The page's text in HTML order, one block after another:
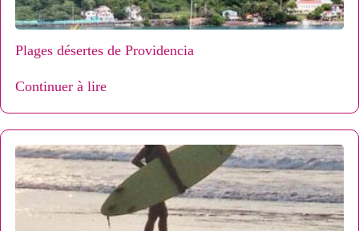
Plages désertes de Providencia
Continuer à lire